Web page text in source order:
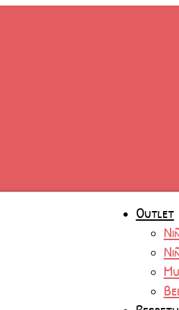
Outlet